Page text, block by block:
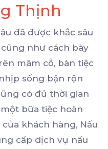
Thịnh
đã được khắc sâu
như cách bày
mâm cỗ, bàn tiệc
sống bận rộn
có đủ thời gian
bữa tiệc hoàn
khách hàng, Nấu
cấp dịch vụ nấu